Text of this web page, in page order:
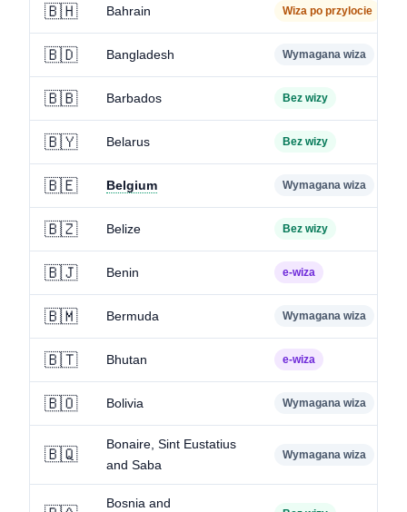
🇧🇭 Bahrain Wiza po przylocie
🇧🇩 Bangladesh Wymagana wiza
🇧🇧 Barbados Bez wizy
🇧🇾 Belarus Bez wizy
🇧🇪 Belgium Wymagana wiza
🇧🇿 Belize Bez wizy
🇧🇯 Benin e-wiza
🇧🇲 Bermuda Wymagana wiza
🇧🇹 Bhutan e-wiza
🇧🇴 Bolivia Wymagana wiza
🇧🇶
Bonaire, Sint Eustatius
and Saba
Wymagana wiza
Bosnia and